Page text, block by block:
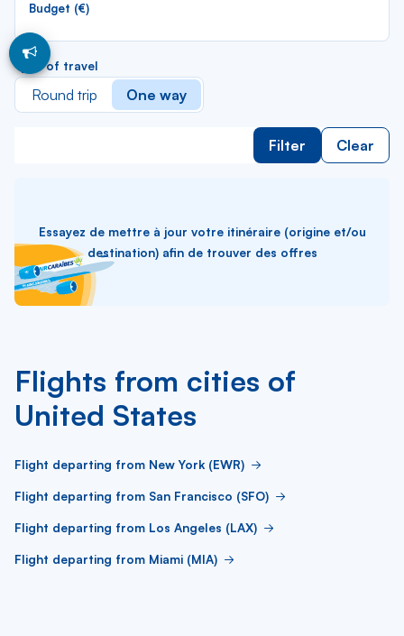
Budget (€)
Type of travel
Round trip One way
Filter Clear
Essayez de mettre à jour votre itinéraire (origine et/ou
destination) afin de trouver des offres
Flights from cities of
United States
Flight departing from New York (EWR)
Flight departing from San Francisco (SFO)
Flight departing from Los Angeles (LAX)
Flight departing from Miami (MIA)